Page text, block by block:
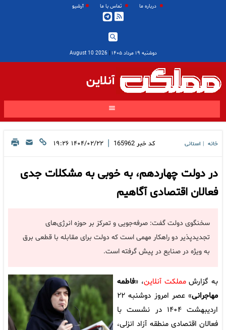
درباره ما تماس با ما آرشیو
دوشنبه ۱۹ مرداد ۱۴۰۵ |
2026 August 10
آنلاین
خانه استانی کد خبر 165962
| ۱۴۰۴/۰۲/۲۲ ۱۹:۲۶
در دولت چهاردهم، به خوبی به مشکلات جدی
فعالان اقتصادی آگاهیم
سخنگوی دولت گفت: صرفه‌جویی و تمرکز بر حوزه انرژی‌های
تجدیدپذیر دو راهکار مهمی است که دولت برای مقابله با قطعی‌ برق
به ویژه در صنایع در پیش گرفته است.
به گزارشمملکت آنلاین، «فاطمه
مهاجرانی»
عصر امروز دوشنبه ۲۲
اردیبهشت ۱۴۰۴ در نشست با
فعالان اقتصادی منطقه آزاد انزلی،